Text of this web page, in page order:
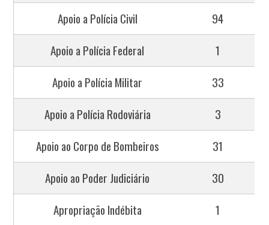
Apoio a Polícia Civil
94
Apoio a Polícia Federal
1
Apoio a Polícia Militar
33
Apoio a Polícia Rodoviária
3
Apoio ao Corpo de Bombeiros
31
Apoio ao Poder Judiciário
30
Apropriação Indébita
1